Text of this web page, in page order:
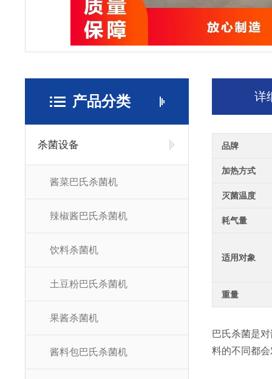
产品分类
杀菌设备
酱菜巴氏杀菌机
辣椒酱巴氏杀菌机
饮料杀菌机
土豆粉巴氏杀菌机
果酱杀菌机
酱料包巴氏杀菌机
详
品牌
加热方式
灭菌温度
耗气量
适用对象
重量
巴氏杀菌是
料的不同都